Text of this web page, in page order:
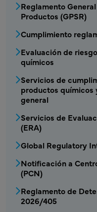
Reglamento
Productos (GPSR)
Cumplimiento
Evaluación de
químicos
Servicios de
productos químicos
general
Servicios de
(ERA)
Global Regulatory
Notificación a
(PCN)
Reglamento de
2026/405